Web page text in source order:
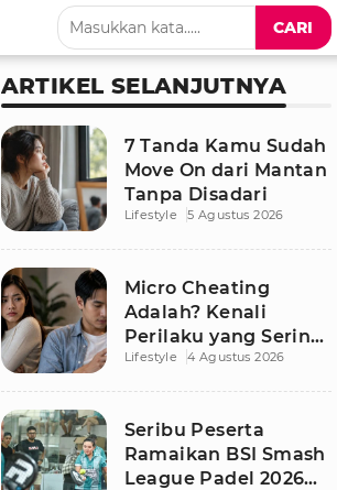
CARI
ARTIKEL SELANJUTNYA
7 Tanda Kamu Sudah
Move On dari Mantan
Tanpa Disadari
Lifestyle 5 Agustus 2026
Micro Cheating
Adalah? Kenali
Perilaku yang Sering
Tak Disadari dalam
Lifestyle 4 Agustus 2026
Seribu Peserta
Ramaikan BSI Smash
League Padel 2026